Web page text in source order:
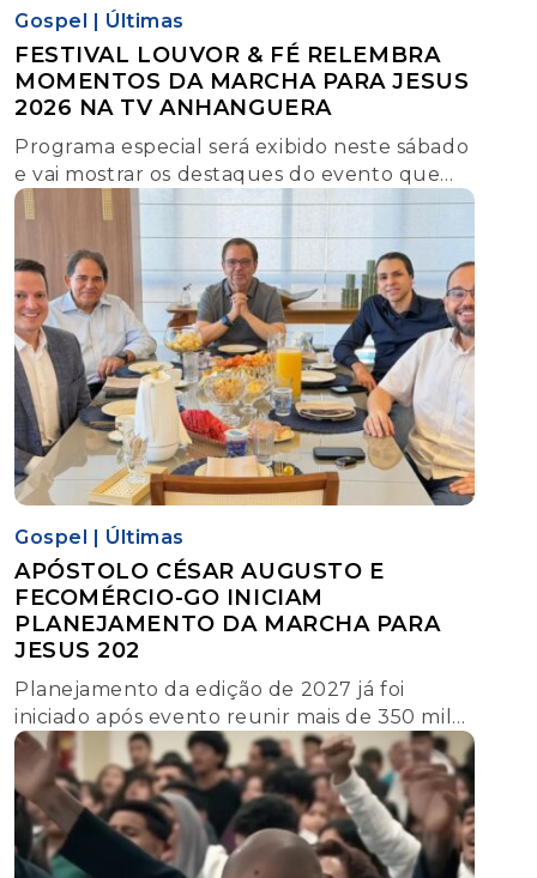
Gospel | Últimas
FESTIVAL LOUVOR & FÉ RELEMBRA
MOMENTOS DA MARCHA PARA JESUS
2026 NA TV ANHANGUERA
Programa especial será exibido neste sábado
e vai mostrar os destaques do evento que
reuniu mais de 350 mil pessoas em Goiânia
Gospel | Últimas
APÓSTOLO CÉSAR AUGUSTO E
FECOMÉRCIO-GO INICIAM
PLANEJAMENTO DA MARCHA PARA
JESUS 202
Planejamento da edição de 2027 já foi
iniciado após evento reunir mais de 350 mil
pessoas na Praça Cívica